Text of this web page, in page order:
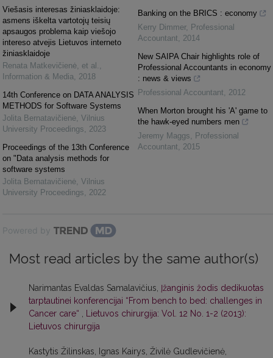
Viešasis interesas žiniasklaidoje:
asmens iškelta vartotojų teisių
apsaugos problema kaip viešojo
intereso atvejis Lietuvos interneto
žiniasklaidoje
Renata Matkevičienė, et al.
Information & Media
2018
14th Conference on DATA ANALYSIS
METHODS for Software Systems
Jolita Bernatavičienė Vilnius
University Proceedings
2023
Proceedings of the 13th Conference
on "Data analysis methods for
software systems
Jolita Bernatavičienė Vilnius
University Proceedings
2022
Banking on the BRICS : economy
Kerry Dimmer, Professional
Accountant
2014
New SAIPA Chair highlights role of
Professional Accountants in economy
: news & views
Professional Accountant
2012
When Morton brought his 'A' game to
the hawk-eyed numbers men
Jeremy Maggs
Professional
Accountant
2015
Powered by
Most read articles by the same author(s)
Narimantas Evaldas Samalavičius, Įžanginis žodis dedikuotas
tarptautinei konferencijai “From bench to bed: challenges in
Cancer care“
Lietuvos chirurgija: Vol. 12 No. 1-2 (2013):
Lietuvos chirurgija
Kastytis Žilinskas, Ignas Kairys, Živilė Gudlevičienė,